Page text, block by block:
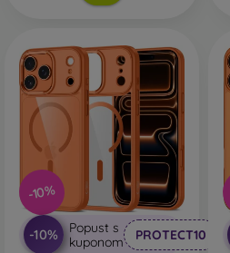
-10%
-10%
Popust s
kuponom
PROTECT10